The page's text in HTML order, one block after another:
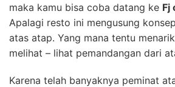
maka kamu bisa coba datang ke Fj
Apalagi resto ini mengusung
atas atap. Yang mana tentu
melihat – lihat pemandangan dari
Karena telah banyaknya peminat